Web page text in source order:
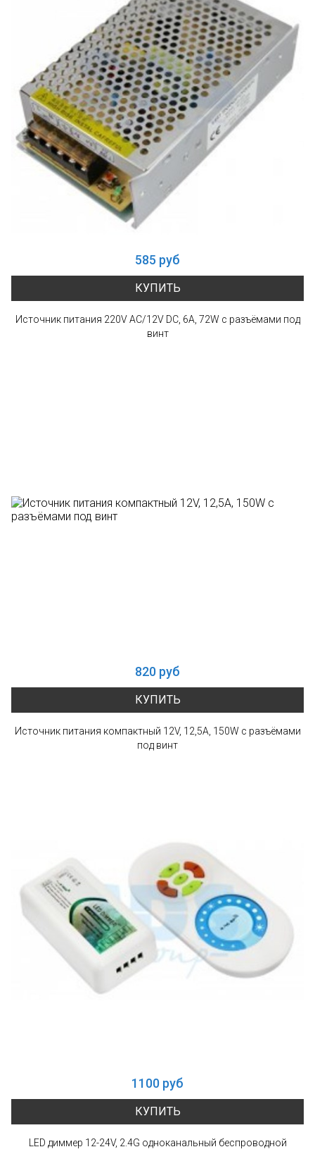
585 руб
КУПИТЬ
Источник питания 220V AC/12V DC, 6A, 72W с разъёмами под
винт
820 руб
КУПИТЬ
Источник питания компактный 12V, 12,5A, 150W с разъёмами
под винт
1100 руб
КУПИТЬ
LED диммер 12-24V, 2.4G одноканальный беспроводной